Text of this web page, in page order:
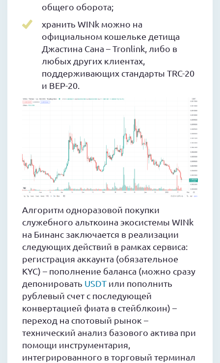
общего оборота;
хранить WINk можно на
официальном кошельке детища
Джастина Сана – Tronlink, либо в
любых других клиентах,
поддерживающих стандарты TRC-20
и BEP-20.
Алгоритм одноразовой покупки
служебного альткоина экосистемы WINk
на Бинанс заключается в реализации
следующих действий в рамках сервиса:
регистрация аккаунта (обязательное
KYC) – пополнение баланса (можно сразу
депонировать USDT или пополнить
рублевый счет с последующей
конвертацией фиата в стейблкоин) –
переход на спотовый рынок –
технический анализ базового актива при
помощи инструментария,
интегрированного в торговый терминал